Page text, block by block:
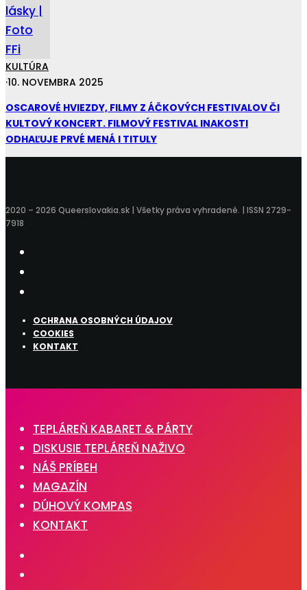
KULTÚRA
·10. NOVEMBRA 2025
OSCAROVÉ HVIEZDY, FILMY Z ÁČKOVÝCH FESTIVALOV ČI
KULTOVÝ KONCERT. FILMOVÝ FESTIVAL INAKOSTI
ODHAĽUJE PRVÉ MENÁ I TITULY
2020 – 2026 Queerslovakia.sk | Všetky práva vyhradené. | ISSN 2729-
7918
OCHRANA OSOBNÝCH ÚDAJOV
COOKIES
KONTAKT
TEPLÁREŇ KABARET & PÁRTY
DISKUSIE TEPLÁREŇ NAŽIVO
NÁŠ PRÍBEH
MAGAZÍN
DÚHOVÝ KOMPAS
KONTAKT